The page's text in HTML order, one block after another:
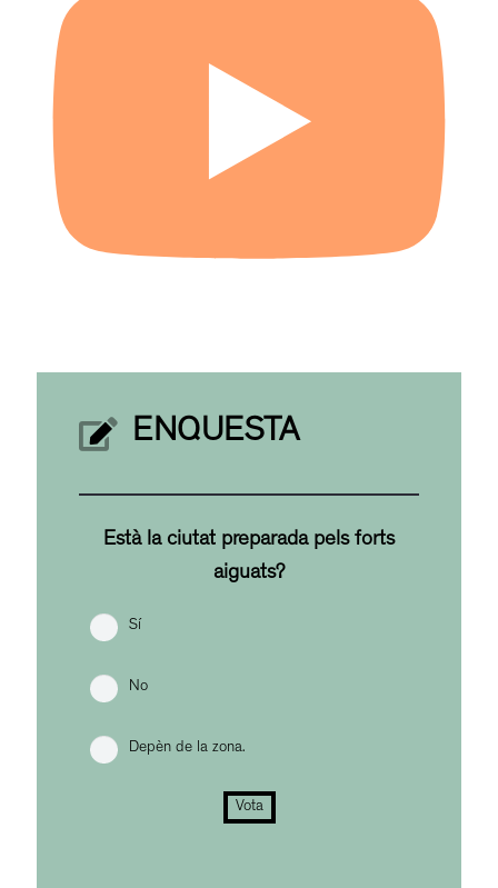
ENQUESTA
Està la ciutat preparada pels forts
aiguats?
Sí
No
Depèn de la zona.
Vota